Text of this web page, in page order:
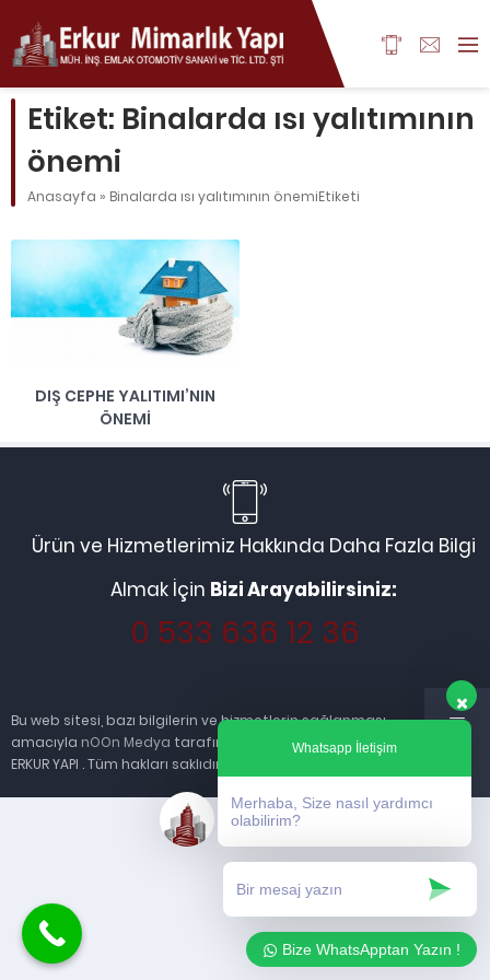
Whatsapp İletişim
Merhaba, Size nasıl yardımcı
olabilirim?
Bize WhatsApptan Yazın !
Etiket: Binalarda ısı yalıtımının
önemi
Anasayfa » Binalarda ısı yalıtımının önemiEtiketi
DIŞ CEPHE YALITIMI’NIN
ÖNEMI
Ürün ve Hizmetlerimiz Hakkında Daha Fazla Bilgi
Almak İçin Bizi Arayabilirsiniz:
0 533 636 12 36
Bu web sitesi, bazı bilgilerin ve hizmetlerin sağlanması
amacıyla nOOn Medya tarafından kurulmuştur. © 2013
ERKUR YAPI . Tüm hakları saklıdır.